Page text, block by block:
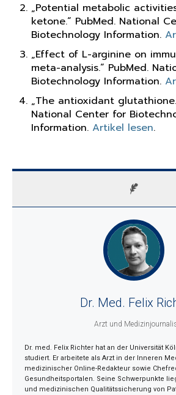
„Potential metabolic
ketone.“ PubMed. National
Biotechnology Information.
„Effect of L-arginine on
meta-analysis.“ PubMed.
Biotechnology Information.
„The antioxidant
National Center for
Information. Artikel lesen.
Dr. Med. Felix
Arzt und
Dr. med. Felix Richter hat an der Universität
studiert. Er arbeitete als Arzt in der Inneren
medizinischer Online-Redakteur sowie
Gesundheitsportalen. Seine Schwerpunkte
und medizinischen Qualitätssicherung von